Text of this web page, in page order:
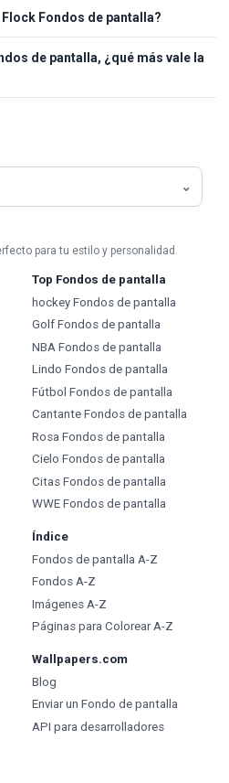
Fondos de pantalla?
de pantalla, ¿qué más vale la
para tu estilo y personalidad.
Top Fondos de pantalla
hockey Fondos de pantalla
Golf Fondos de pantalla
NBA Fondos de pantalla
Lindo Fondos de pantalla
Fútbol Fondos de pantalla
Cantante Fondos de pantalla
Rosa Fondos de pantalla
Cielo Fondos de pantalla
Citas Fondos de pantalla
WWE Fondos de pantalla
Índice
Fondos de pantalla A-Z
Fondos A-Z
Imágenes A-Z
Páginas para Colorear A-Z
Wallpapers.com
Blog
Enviar un Fondo de pantalla
API para desarrolladores